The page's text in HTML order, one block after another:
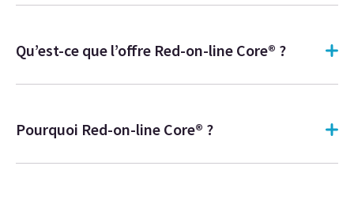
Qu’est-ce que l’offre Red-on-line Core® ?
Pourquoi Red-on-line Core® ?